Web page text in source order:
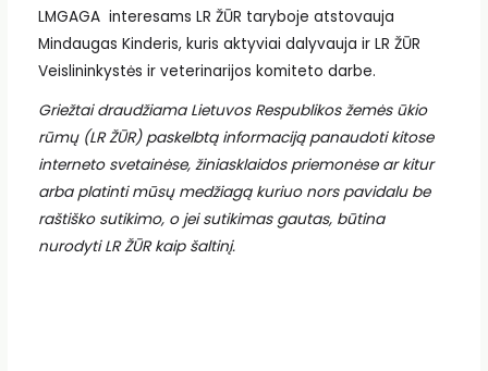
LMGAGA interesams LR ŽŪR taryboje atstovauja
Mindaugas Kinderis, kuris aktyviai dalyvauja ir LR ŽŪR
Veislininkystės ir veterinarijos komiteto darbe.
Griežtai draudžiama Lietuvos Respublikos žemės ūkio
rūmų (LR ŽŪR) paskelbtą informaciją panaudoti kitose
interneto svetainėse, žiniasklaidos priemonėse ar kitur
arba platinti mūsų medžiagą kuriuo nors pavidalu be
raštiško sutikimo, o jei sutikimas gautas, būtina
nurodyti LR ŽŪR kaip šaltinį.